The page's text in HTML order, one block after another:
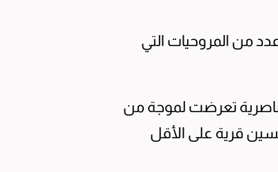
من المروحيات التي
تعرضت لموجة من
قرية على الأقل